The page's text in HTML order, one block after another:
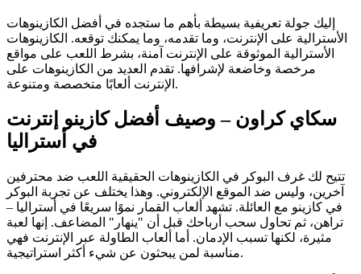
إليك جولة تعريفية بسيطة بأهم ما ستجده في أفضل الكازينوهات
الأسترالية على الإنترنت، وما تقدمه، وما يمكنك توقعه. الكازينوهات
الأسترالية الموثوقة على الإنترنت آمنة، بشرط اللعب على مواقع
مرخصة وخاضعة لإشرافها. تقدم العديد من الكازينوهات على
الإنترنت ألعابًا متخصصة ومتنوعة.
سكاي كراون – وصيف أفضل كازينو إنترنت
في أستراليا
تتيح لك غرف البوكر في الكازينوهات الحقيقية اللعب ضد محترفين
آخرين، وليس ضد الموقع الإلكتروني. وهذا يختلف عن تجربة البوكر
في كازينو مع العائلة. تشهد ألعاب القمار نموًا سريعًا في أستراليا –
تراهن، ثم تحاول سحب أرباحك قبل أن "ينهار" المضاعف. إنها لعبة
مثيرة، لكنها تسبب الإدمان. أما ألعاب الطاولة عبر الإنترنت فهي
مناسبة لمن يبحثون عن شيء أكثر استراتيجية.